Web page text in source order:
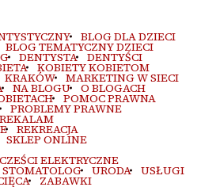
BLOG DLA DZIECI
BLOG TEMATYCZNY DZIECI
DENTYSTA DENTYŚCI
KOBIETY KOBIETOM
KRAKÓW MARKETING W SIECI
NA BLOGU O BLOGACH
POMOC PRAWNA
PROBLEMY PRAWNE
REKALAM
REKREACJA
SKLEP ONLINE
ELEKTRYCZNE
STOMATOLOG URODA USŁUGI
ZABAWKI